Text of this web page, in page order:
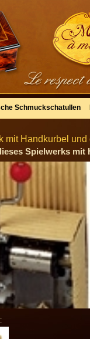
Schmuckschatullen
mit Handkurbel
Spielwerks mit